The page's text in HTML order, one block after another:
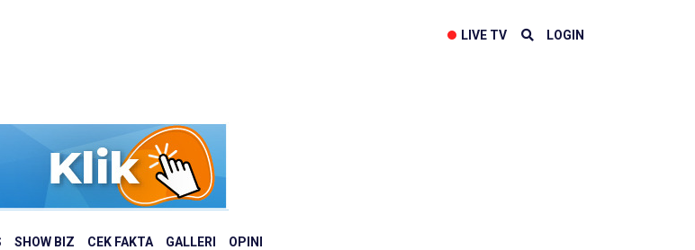
LIVE TV LOGIN
SHOW BIZ CEK FAKTA GALLERI OPINI